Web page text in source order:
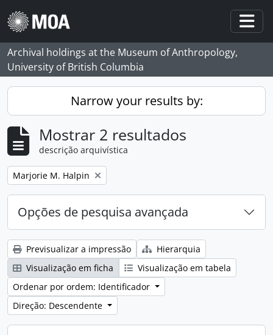
Skip to main content
Archival holdings at the Museum of Anthropology,
University of British Columbia
Narrow your results by:
Mostrar 2 resultados
descrição arquivística
Remove filter:
Marjorie M. Halpin
Opções de pesquisa avançada
Previsualizar a impressão
Hierarquia
Visualização em ficha
Visualização em tabela
Ordenar por ordem: Identificador
Direção: Descendente